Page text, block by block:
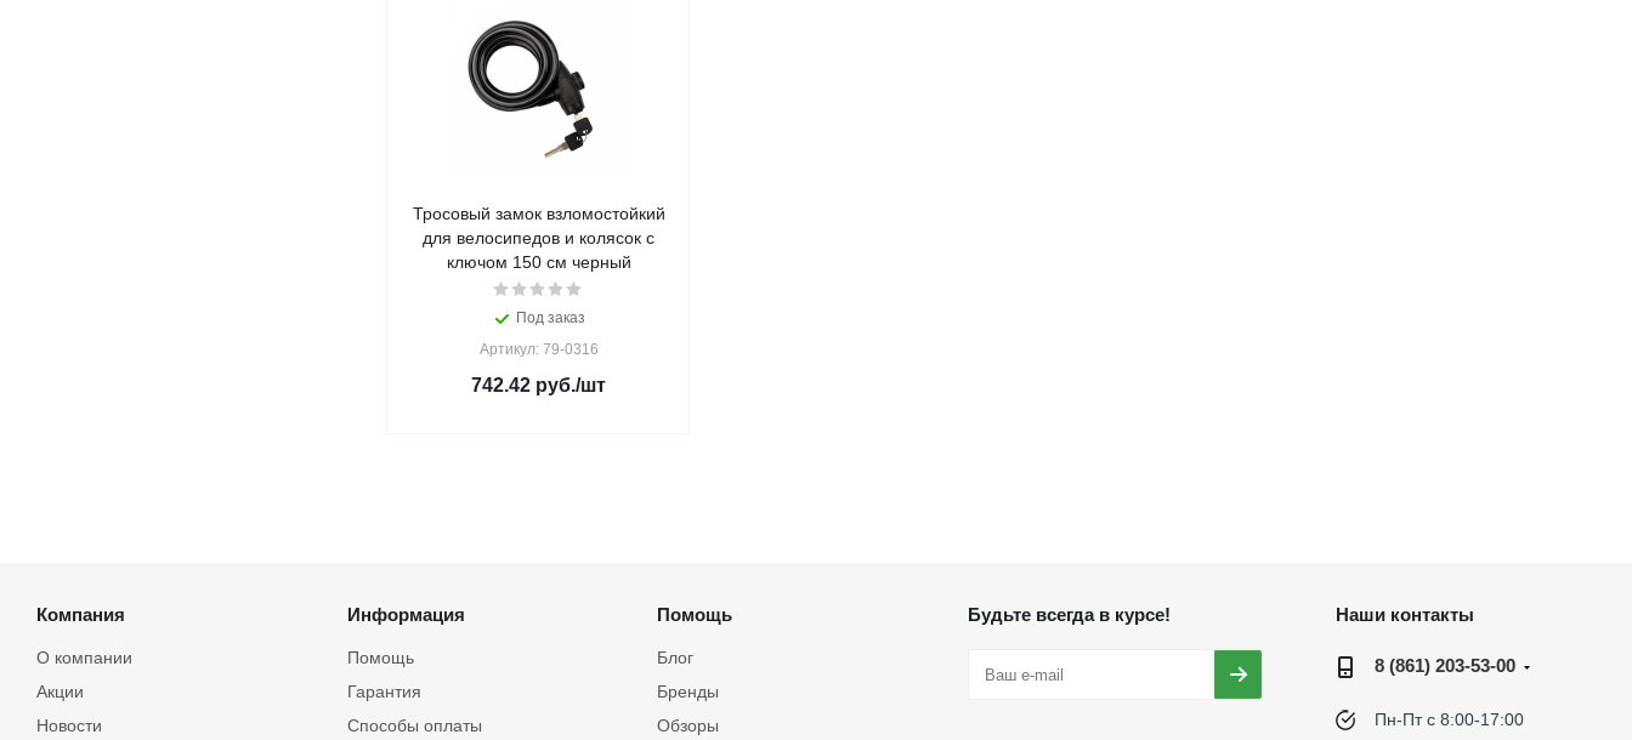
Тросовый замок взломостойкий
для велосипедов и колясок с
ключом 150 см черный
Под заказ
Артикул: 79-0316
742.42 руб./шт
Компания
О компании
Акции
Новости
Информация
Помощь
Гарантия
Способы оплаты
Помощь
Блог
Бренды
Обзоры
Будьте всегда в курсе! Наши контакты
8 (861) 203-53-00
Пн-Пт с 8:00-17:00